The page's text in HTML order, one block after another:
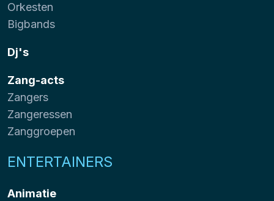
Orkesten
Bigbands
Dj's
Zang-acts
Zangers
Zangeressen
Zanggroepen
ENTERTAINERS
Animatie